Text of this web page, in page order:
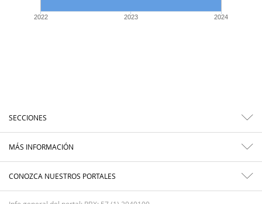
2022 2023 2024
SECCIONES
MÁS INFORMACIÓN
CONOZCA NUESTROS PORTALES